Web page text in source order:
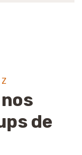
de